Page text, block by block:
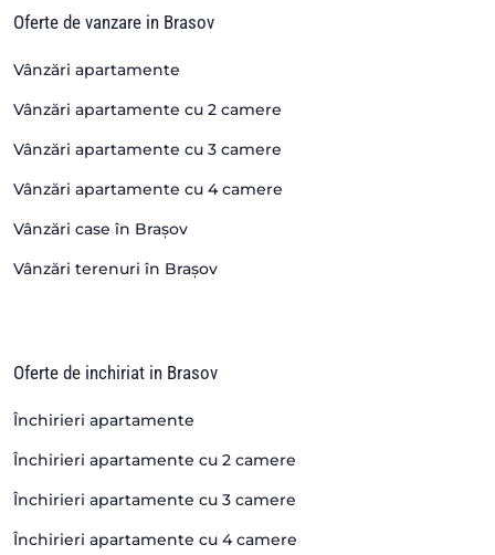
Oferte de vanzare in Brasov
Vânzări apartamente
Vânzări apartamente cu 2 camere
Vânzări apartamente cu 3 camere
Vânzări apartamente cu 4 camere
Vânzări case în Brașov
Vânzări terenuri în Brașov
Oferte de inchiriat in Brasov
Închirieri apartamente
Închirieri apartamente cu 2 camere
Închirieri apartamente cu 3 camere
Închirieri apartamente cu 4 camere